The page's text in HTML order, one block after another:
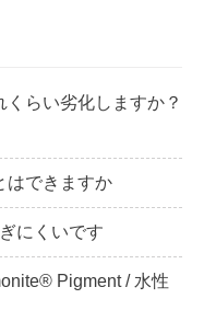
らい劣化しますか？
はできますか
にくいです
Pigment / 水性